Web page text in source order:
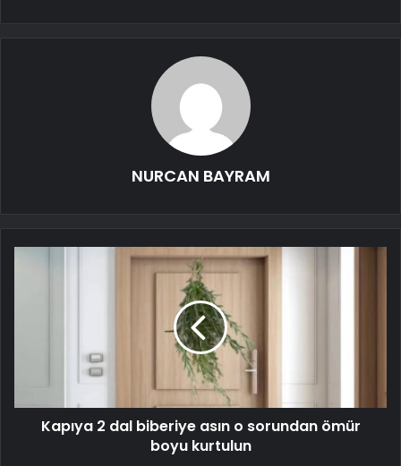
NURCAN BAYRAM
Kapıya 2 dal biberiye asın o sorundan ömür
boyu kurtulun